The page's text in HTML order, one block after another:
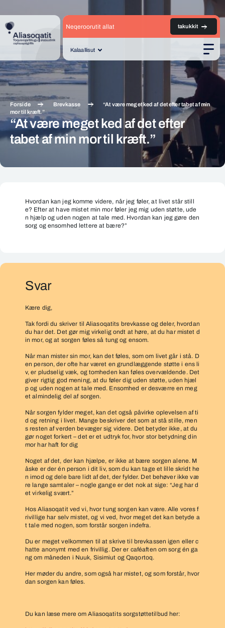
Kalaallisut
Neqeroorutit allat takukkit
Forside Brevkasse
“At være meget ked af det efter tabet af min
mor til kræft.”
“At være meget ked af det efter
tabet af min mor til kræft.”
efter
Hvordan kan jeg komme videre, når jeg føler, at livet står still
e? Efter at have mistet min mor føler jeg mig uden støtte, ude
n hjælp og uden nogen at tale med. Hvordan kan jeg gøre den
sorg og ensomhed lettere at bære?”
Svar
Kære dig,
Tak fordi du skriver til Aliasoqatits brevkasse og deler, hvordan
du har det. Det gør mig virkelig ondt at høre, at du har mistet d
in mor, og at sorgen føles så tung og ensom.
Når man mister sin mor, kan det føles, som om livet går i stå. D
en person, der ofte har været en grundlæggende støtte i ens li
v, er pludselig væk, og tomheden kan føles overvældende. Det
giver rigtig god mening, at du føler dig uden støtte, uden hjæl
p og uden nogen at tale med. Ensomhed er desværre en meg
et almindelig del af sorgen.
Når sorgen fylder meget, kan det også påvirke oplevelsen af ti
d og retning i livet. Mange beskriver det som at stå stille, men
s resten af verden bevæger sig videre. Det betyder ikke, at du
gør noget forkert – det er et udtryk for, hvor stor betydning din
mor har haft for dig
Noget af det, der kan hjælpe, er ikke at bære sorgen alene. M
åske er der én person i dit liv, som du kan tage et lille skridt he
n imod og dele bare lidt af det, der fylder. Det behøver ikke væ
re lange samtaler – nogle gange er det nok at sige: “Jeg har d
et virkelig svært.”
Hos Aliasoqatit ved vi, hvor tung sorgen kan være. Alle vores f
rivillige har selv mistet, og vi ved, hvor meget det kan betyde a
t tale med nogen, som forstår sorgen indefra.
Du er meget velkommen til at skrive til brevkassen igen eller c
hatte anonymt med en frivillig. Der er caféaften om sorg én ga
ng om måneden i Nuuk, Sisimiut og Qaqortoq.
Her møder du andre, som også har mistet, og som forstår, hvor
dan sorgen kan føles.
Du kan læse mere om Aliasoqatits sorgstøttetilbud her: